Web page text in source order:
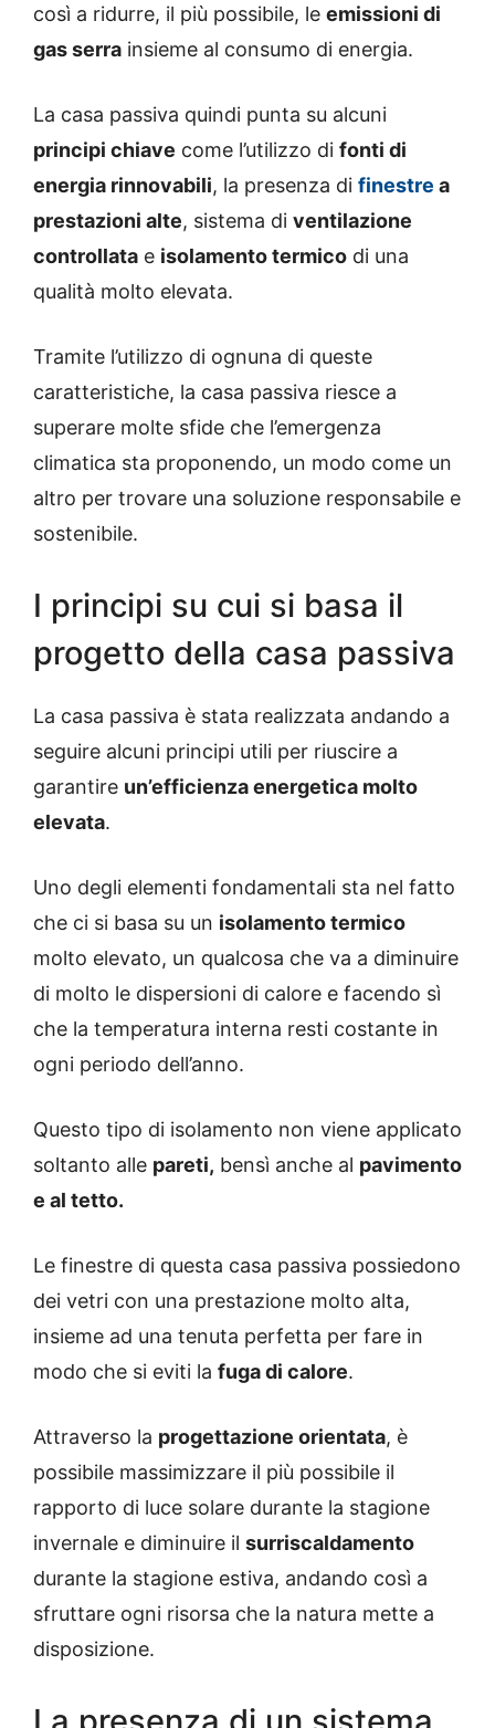
così a ridurre, il più possibile, le emissioni di
gas serra insieme al consumo di energia.
La casa passiva quindi punta su alcuni
principi chiave come l’utilizzo di fonti di
energia rinnovabili, la presenza di finestre a
prestazioni alte, sistema di ventilazione
controllata e isolamento termico di una
qualità molto elevata.
Tramite l’utilizzo di ognuna di queste
caratteristiche, la casa passiva riesce a
superare molte sfide che l’emergenza
climatica sta proponendo, un modo come un
altro per trovare una soluzione responsabile e
sostenibile.
I principi su cui si basa il
progetto della casa passiva
La casa passiva è stata realizzata andando a
seguire alcuni principi utili per riuscire a
garantire un’efficienza energetica molto
elevata.
Uno degli elementi fondamentali sta nel fatto
che ci si basa su un isolamento termico
molto elevato, un qualcosa che va a diminuire
di molto le dispersioni di calore e facendo sì
che la temperatura interna resti costante in
ogni periodo dell’anno.
Questo tipo di isolamento non viene applicato
soltanto alle pareti, bensì anche al pavimento
e al tetto.
Le finestre di questa casa passiva possiedono
dei vetri con una prestazione molto alta,
insieme ad una tenuta perfetta per fare in
modo che si eviti la fuga di calore.
Attraverso la progettazione orientata, è
possibile massimizzare il più possibile il
rapporto di luce solare durante la stagione
invernale e diminuire il surriscaldamento
durante la stagione estiva, andando così a
sfruttare ogni risorsa che la natura mette a
disposizione.